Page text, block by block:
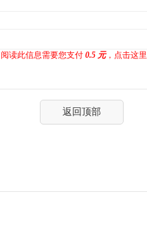
阅读此信息需要您支付 0.5 元，点击这
返回顶部